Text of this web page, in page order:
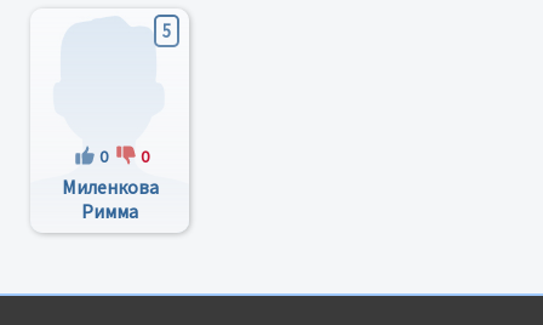
5
0 0
Миленкова
Римма
Володимирівна